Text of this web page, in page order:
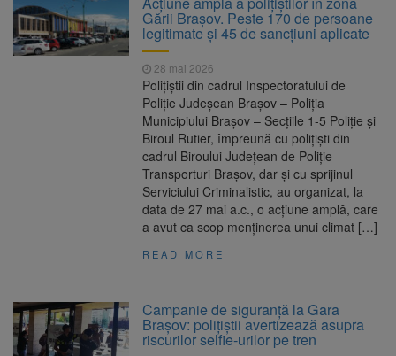
Nivelul Dunării a început să crească
8 august 2026
Asociația Română pentru
Iluminat cere reducerea luminii pe timpul
nopții, nu oprirea iluminatului public
Trafic blocat pe DN1E Brașov
– Poiana Brașov după un accident. Două
persoane primesc îngrijiri medicale
Se schimbă examenul de
medic specialist. Subiecte unice în toată țara,
aceeași oră și același barem
Gării Brașov. Peste 170 de persoane
legitimate și 45 de sancțiuni aplicate
28 mai 2026
Polițiștii din cadrul Inspectoratului de
Poliție Judeșean Brașov – Poliția
Municipiului Brașov – Secțiile 1-5 Poliție și
Biroul Rutier, împreună cu polițiști din
cadrul Biroului Județean de Poliție
Transporturi Brașov, dar și cu sprijinul
Serviciului Criminalistic, au organizat, la
data de 27 mai a.c., o acțiune amplă, care
a avut ca scop menținerea unui climat […]
READ MORE
Campanie de siguranță la Gara
Brașov: polițiștii avertizează asupra
riscurilor selfie-urilor pe tren